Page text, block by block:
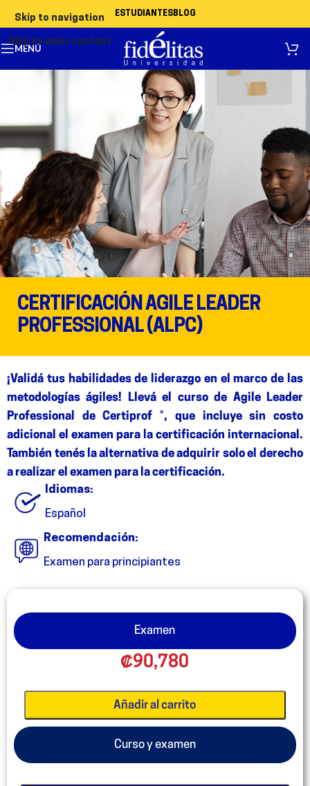
Skip to navigation
Skip to main content
ESTUDIANTESBLOG
MENÚ
CERTIFICACIÓN AGILE LEADER
PROFESSIONAL (ALPC)
¡Validá tus habilidadesde liderazgo en el marco de las
metodologías ágiles! Lleváel curso de Agile Leader
Professional deCertiprof ®, que incluye sin costo
adicional el examen para la certificación internacional.
También tenésla alternativa de adquirir solo el derecho
a realizar el examen para la certificación.
Idiomas:
Español
Recomendación:
Examen para principiantes
Examen
₡90,780
Añadir al carrito
Curso y examen